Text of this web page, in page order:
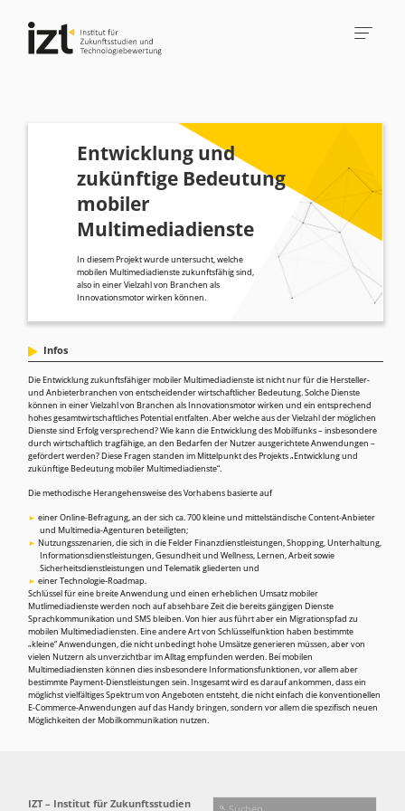
Entwicklung und
zukünftige Bedeutung
mobiler
Multimediadienste
In diesem Projekt wurde untersucht, welche
mobilen Multimediadienste zukunftsfähig sind,
also in einer Vielzahl von Branchen als
Innovationsmotor wirken können.
Die Entwicklung zukunftsfähiger mobiler Multimediadienste ist nicht nur für die Hersteller-
und Anbieterbranchen von entscheidender wirtschaftlicher Bedeutung. Solche Dienste
können in einer Vielzahl von Branchen als Innovationsmotor wirken und ein entsprechend
hohes gesamtwirtschaftliches Potential entfalten. Aber welche aus der Vielzahl der möglichen
Dienste sind Erfolg versprechend? Wie kann die Entwicklung des Mobilfunks – insbesondere
durch wirtschaftlich tragfähige, an den Bedarfen der Nutzer ausgerichtete Anwendungen –
gefördert werden? Diese Fragen standen im Mittelpunkt des Projekts „Entwicklung und
zukünftige Bedeutung mobiler Multimediadienste“.
Die methodische Herangehensweise des Vorhabens basierte auf
einer Online-Befragung, an der sich ca. 700 kleine und mittelständische Content-Anbieter
und Multimedia-Agenturen beteiligten;
Nutzungsszenarien, die sich in die Felder Finanzdienstleistungen, Shopping, Unterhaltung,
Informationsdienstleistungen, Gesundheit und Wellness, Lernen, Arbeit sowie
Sicherheitsdienstleistungen und Telematik gliederten und
einer Technologie-Roadmap.
Schlüssel für eine breite Anwendung und einen erheblichen Umsatz mobiler
Mutlimediadienste werden noch auf absehbare Zeit die bereits gängigen Dienste
Sprachkommunikation und SMS bleiben. Von hier aus führt aber ein Migrationspfad zu
mobilen Multimediadiensten. Eine andere Art von Schlüsselfunktion haben bestimmte
„kleine“ Anwendungen, die nicht unbedingt hohe Umsätze generieren müssen, aber von
vielen Nutzern als unverzichtbar im Alltag empfunden werden. Bei mobilen
Multimediadiensten können dies insbesondere Informationsfunktionen, vor allem aber
bestimmte Payment-Dienstleistungen sein. Insgesamt wird es darauf ankommen, dass ein
möglichst vielfältiges Spektrum von Angeboten entsteht, die nicht einfach die konventionellen
E-Commerce-Anwendungen auf das Handy bringen, sondern vor allem die spezifisch neuen
Möglichkeiten der Mobilkommunikation nutzen.
Infos
IZT – Institut für Zukunftsstudien